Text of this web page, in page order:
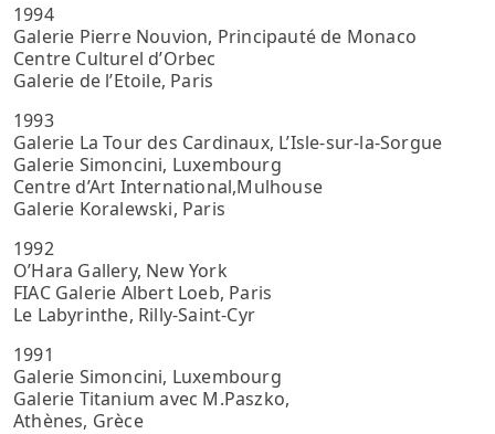
1994
Galerie Pierre Nouvion, Principauté de Monaco
Centre Culturel d’Orbec
Galerie de l’Etoile, Paris
1993
Galerie La Tour des Cardinaux, L’Isle-sur-la-Sorgue
Galerie Simoncini, Luxembourg
Centre d’Art International,Mulhouse
Galerie Koralewski, Paris
1992
O’Hara Gallery, New York
FIAC Galerie Albert Loeb, Paris
Le Labyrinthe, Rilly-Saint-Cyr
1991
Galerie Simoncini, Luxembourg
Galerie Titanium avec M.Paszko,
Athènes, Grèce